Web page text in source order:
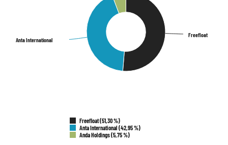
Freefloat
Freefloat
Anta International
Anta International
Freefloat (51,30 %)
Anta International (42,95 %)
Anda Holdings (5,75 %)